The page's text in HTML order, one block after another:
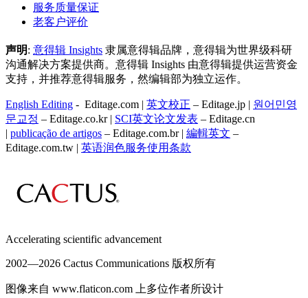
服务质量保证
老客户评价
声明: 意得辑 Insights 隶属意得辑品牌，意得辑为世界级科研
沟通解决方案提供商。意得辑 Insights 由意得辑提供运营资金
支持，并推荐意得辑服务，然编辑部为独立运作。
English Editing - Editage.com | 英文校正 – Editage.jp | 원어민영
문교정 – Editage.co.kr | SCI英文论文发表 – Editage.cn
| publicação de artigos – Editage.com.br | 編輯英文 –
Editage.com.tw | 英语润色服务使用条款
Accelerating scientific advancement
2002—2026 Cactus Communications 版权所有
图像来自 www.flaticon.com 上多位作者所设计